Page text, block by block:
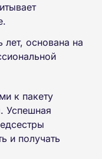
лет, основана на
к пакету
Успешная
и получать